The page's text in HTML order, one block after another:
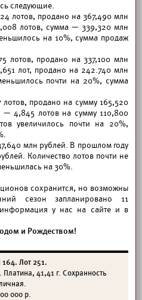
следующие.
лотов, продано на 367,490 млн
лотов, сумма — 339,320 млн
на 10%, сумма продаж
лотов, продано на 337,100 млн
лот, продано на 242.740 млн
почти на 20%, сумма
лотов, продано на сумму 165,520
4,845 лотов на сумму 110,800
увеличилось почти на 20%,
млн рублей. В прошлом году
Количество лотов почти не
на 30%.
сохранится, но возможны
сезон запланировано 11
информация у нас на сайте и в
и Рождеством!
Лот 251.
41,41 г. Сохранность
000 р.